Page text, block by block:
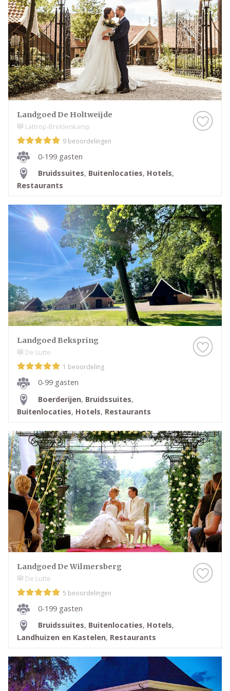
jullie een onvergetelijke dag te bezorgen.
Wij wensen jullie veel plezier met het plannen van
deze bijzondere dag. Maak er een geweldige tijd van
en geniet van elk moment!
Landgoed De Holtweijde
Lattrop-Breklenkamp
9 beoordelingen
0-199 gasten
Bruidssuites, Buitenlocaties, Hotels,
Restaurants
Landgoed Bekspring
De Lutte
1 beoordeling
0-99 gasten
Boerderijen, Bruidssuites,
Buitenlocaties, Hotels, Restaurants
Landgoed De Wilmersberg
De Lutte
5 beoordelingen
0-199 gasten
Bruidssuites, Buitenlocaties, Hotels,
Landhuizen en Kastelen, Restaurants